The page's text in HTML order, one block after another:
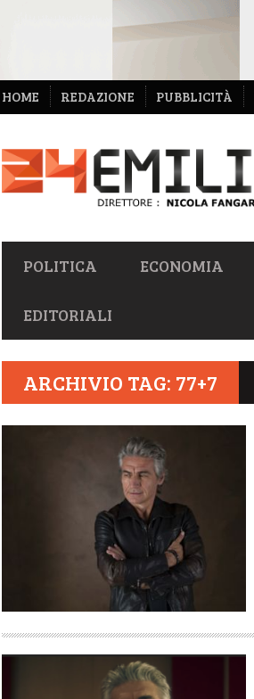
NAVIGAZIONE
SECONDARIA
HOME REDAZIONE PUBBLICITÀ
NAVIGAZIONE
PRIMARIA
POLITICA ECONOMIA
EDITORIALI
ARCHIVIO TAG: 77+7